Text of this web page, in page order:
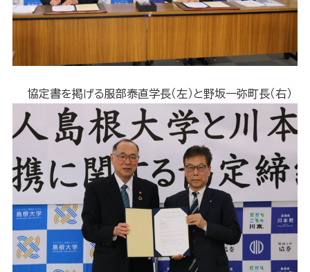
協定書を掲げる服部泰直学長（左）と野坂一弥町長（右）